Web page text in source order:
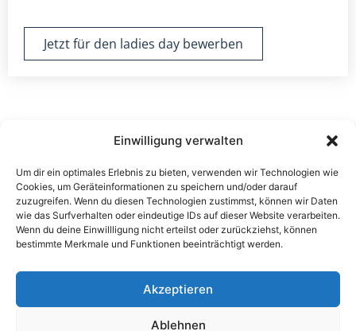
Einwilligung verwalten
Um dir ein optimales Erlebnis zu bieten, verwenden wir Technologien wie
Cookies, um Geräteinformationen zu speichern und/oder darauf
zuzugreifen. Wenn du diesen Technologien zustimmst, können wir Daten
wie das Surfverhalten oder eindeutige IDs auf dieser Website verarbeiten.
Wenn du deine Einwillligung nicht erteilst oder zurückziehst, können
bestimmte Merkmale und Funktionen beeinträchtigt werden.
Akzeptieren
Ablehnen
Jetzt für den ladies day bewerben